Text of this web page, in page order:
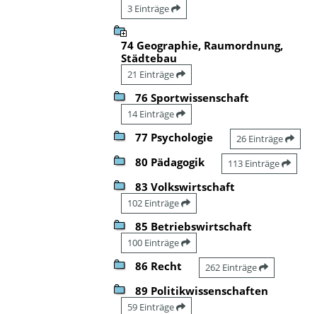
3 Einträge
74 Geographie, Raumordnung,
Städtebau
21 Einträge
76 Sportwissenschaft
14 Einträge
77 Psychologie 26 Einträge
80 Pädagogik 113 Einträge
83 Volkswirtschaft
102 Einträge
85 Betriebswirtschaft
100 Einträge
86 Recht 262 Einträge
89 Politikwissenschaften
59 Einträge